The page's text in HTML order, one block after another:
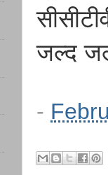
जल्द
-